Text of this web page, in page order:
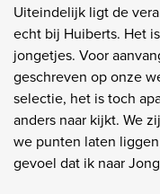
Uiteindelijk ligt de
echt bij Huiberts. Het
jongetjes. Voor
geschreven op onze
selectie, het is toch
anders naar kijkt. We
we punten laten
gevoel dat ik naar